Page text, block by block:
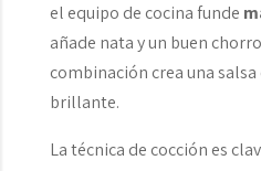
el equipo de cocina funde
añade nata y un buen
combinación crea una
brillante.
La técnica de cocción es